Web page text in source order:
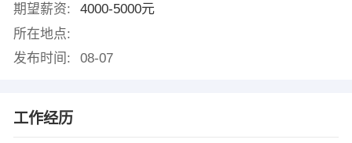
期望薪资:
4000-5000元
所在地点:
发布时间:
08-07
工作经历